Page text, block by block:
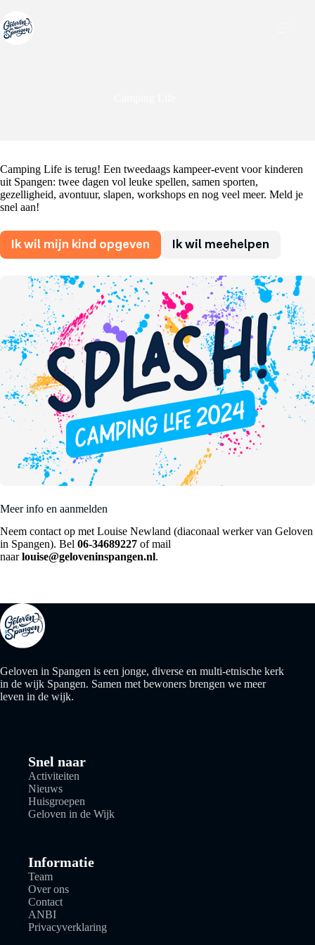
naar
de
Camping Life is terug! Een tweedaags kampeer-event voor kinderen
uit Spangen: twee dagen vol leuke spellen, samen sporten,
gezelligheid, avontuur, slapen, workshops en nog veel meer. Meld je
snel aan!
Ik wil mijn kind opgeven Ik wil meehelpen
Meer info en aanmelden
Neem contact op met Louise Newland (diaconaal werker van Geloven
in Spangen). Bel 06-34689227 of mail
naarlouise@geloveninspangen.nl.
Geloven in Spangen is een jonge, diverse en multi-etnische kerk
in de wijk Spangen. Samen met bewoners brengen we meer
leven in de wijk.
Snel naar
Activiteiten
Nieuws
Huisgroepen
Geloven in de Wijk
Informatie
Team
Over ons
Contact
ANBI
Privacyverklaring